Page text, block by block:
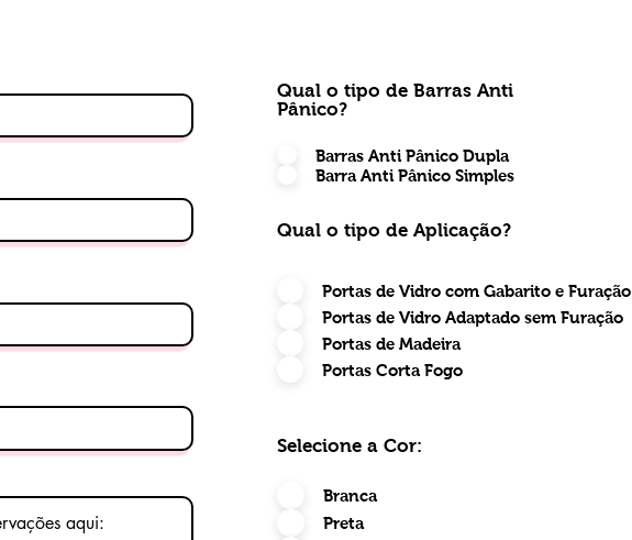
Qual o tipo de Barras Anti
Pânico?
Barras Anti Pânico Dupla
Barra Anti Pânico Simples
Qual o tipo de Aplicação?
Portas de Vidro com Gabarito e Furação
Portas de Vidro Adaptado sem Furação
Portas de Madeira
Portas Corta Fogo
Selecione a Cor:
Branca
Preta